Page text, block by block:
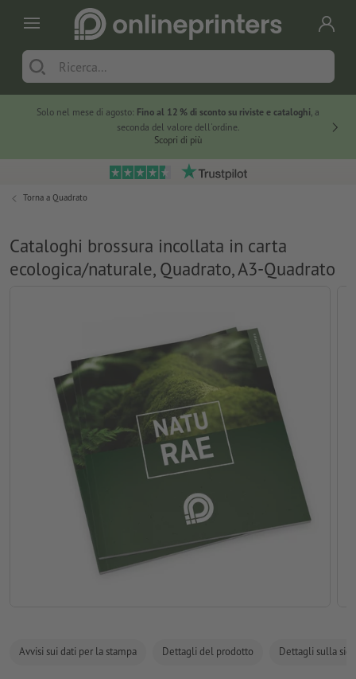
Solo nel mese di agosto: Fino al 12 % di sconto su riviste e cataloghi, a
seconda del valore dell'ordine.
Scopri di più
Torna a Quadrato
Cataloghi brossura incollata in carta
ecologica/naturale, Quadrato, A3-Quadrato
Avvisi sui dati per la stampa Dettagli del prodotto Dettagli sulla